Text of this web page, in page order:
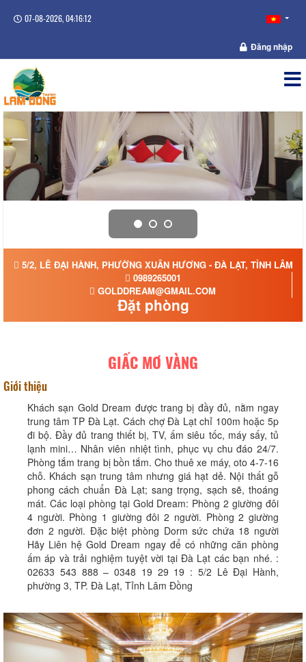
07-08-2026, 04:16:12
Đăng nhập
5/2, LÊ ĐẠI HÀNH, PHƯỜNG XUÂN HƯƠNG - ĐÀ LẠT, TỈNH LÂM
0989265001
GOLDDREAM@GMAIL.COM
Đặt phòng
GIẤC MƠ VÀNG
Giới thiệu
Khách sạn Gold Dream được trang bị đầy đủ, nằm ngay
trung tâm TP Đà Lạt. Cách chợ Đà Lạt chỉ 100m hoặc 5p
đi bộ. Đầy đủ trang thiết bị, TV, ấm siêu tốc, máy sấy, tủ
lạnh mini… Nhân viên nhiệt tình, phục vụ chu đáo 24/7.
Phòng tắm trang bị bồn tắm. Cho thuê xe máy, oto 4-7-16
chỗ. Khách sạn trung tâm nhưng giá hạt dẻ. Nội thất gỗ
phong cách chuẩn Đà Lạt; sang trọng, sạch sẽ, thoáng
mát. Các loại phòng tại Gold Dream: Phòng 2 giường đôi
4 người. Phòng 1 giường đôi 2 người. Phòng 2 giường
đơn 2 người. Đặc biệt phòng Dorm sức chứa 18 người
Hãy Liên hệ Gold Dream ngay để có những căn phòng
ấm áp và trải nghiệm tuyệt vời tại Đà Lạt các bạn nhé. :
02633 543 888 – 0348 19 29 19 : 5/2 Lê Đại Hành,
phường 3, TP. Đà Lạt, Tỉnh Lâm Đồng